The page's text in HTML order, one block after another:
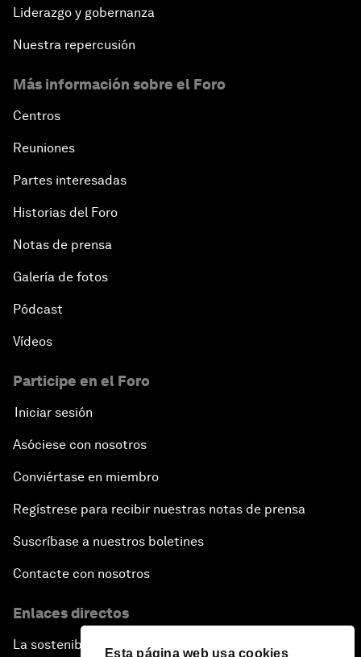
Esta página web usa cookies
Liderazgo y gobernanza
Nuestra repercusión
Más información sobre el Foro
Centros
Reuniones
Partes interesadas
Historias del Foro
Notas de prensa
Galería de fotos
Pódcast
Vídeos
Participe en el Foro
Iniciar sesión
Asóciese con nosotros
Conviértase en miembro
Regístrese para recibir nuestras notas de prensa
Suscríbase a nuestros boletines
Contacte con nosotros
Enlaces directos
La sostenibilidad en el Foro